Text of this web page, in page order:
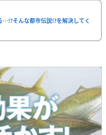
…⁉そんな都市伝説⁉を解決してく